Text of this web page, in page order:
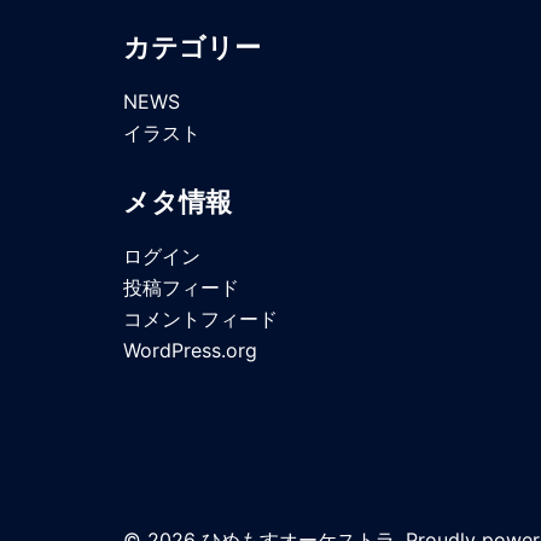
カテゴリー
NEWS
イラスト
メタ情報
ログイン
投稿フィード
コメントフィード
WordPress.org